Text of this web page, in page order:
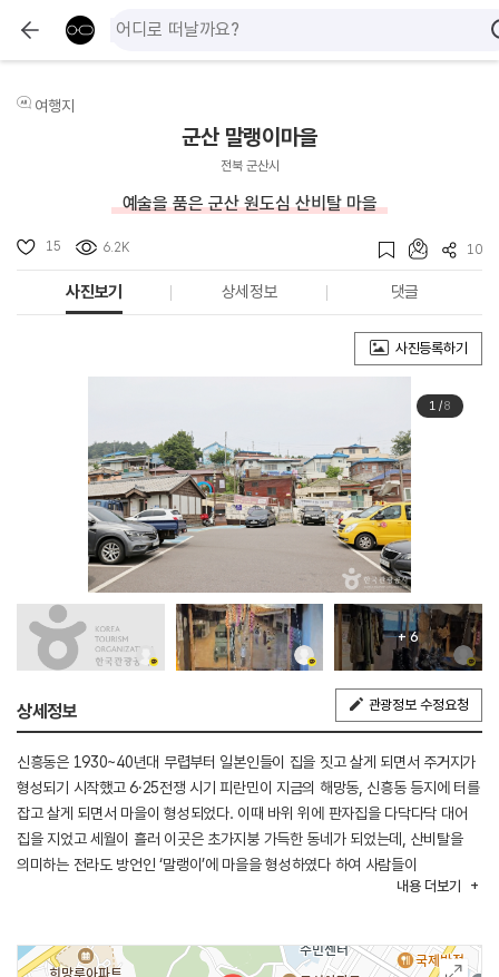
여행지
군산 말랭이마을
전북 군산시
예술을 품은 군산 원도심 산비탈 마을
15 6.2K 10
사진보기 상세정보 댓글
사진등록하기
1/8
+ 6
상세정보 관광정보 수정요청
신흥동은 1930~40년대 무렵부터 일본인들이 집을 짓고 살게 되면서 주거지가
형성되기 시작했고 6·25전쟁 시기 피란민이 지금의 해망동, 신흥동 등지에 터를
잡고 살게 되면서 마을이 형성되었다. 이때 바위 위에 판자집을 다닥다닥 대어
집을 지었고 세월이 흘러 이곳은 초가지붕 가득한 동네가 되었는데, 산비탈을
의미하는 전라도 방언인 ‘말랭이’에 마을을 형성하였다 하여 사람들이
관광지 육성사업으로 예술인 레지던스 9동과 전시관 8동이 조성되어 50여
세대의 주민과 7팀의 예술가들이 오순도순 함께 사는 마을이다. 마을 곳곳에는
내용 더보기